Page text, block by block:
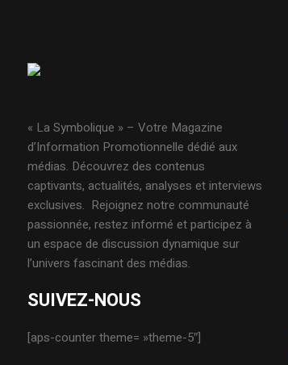
« La Symbolique » – Votre Magazine
d’Information Promotionnelle dédié aux
médias. Découvrez des contenus
captivants, actualités, analyses et interviews
exclusives. Rejoignez notre communauté
passionnée, restez informé et participez à
un espace de discussion dynamique sur
l’univers fascinant des médias.
SUIVEZ-NOUS
[aps-counter theme= »theme-5″]